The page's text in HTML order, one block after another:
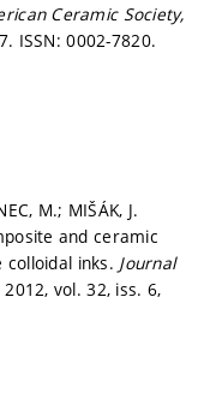
Ceramic Society,
ISSN: 0002-7820.
M.; MIŠÁK, J.
and ceramic
inks. Journal
2012, vol. 32, iss. 6,